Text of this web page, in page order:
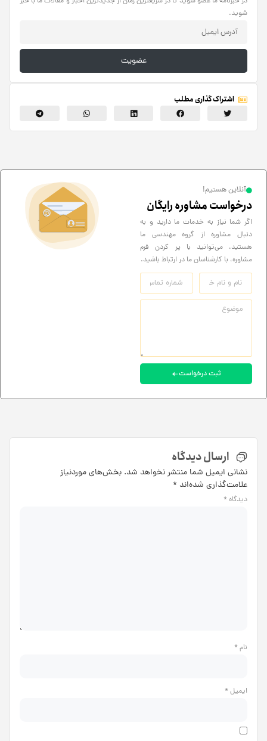
شوید.
عضویت
اشتراک گذاری مطلب
آنلاین هستیم!
درخواست مشاوره رایگان
اگر شما نیاز به خدمات ما دارید و به
دنبال مشاوره از گروه مهندسی ما
هستید، می‌توانید با پر کردن فرم
مشاوره، با کارشناسان ما در ارتباط باشید.
ثبت درخواست
ارسال دیدگاه
نشانی ایمیل شما منتشر نخواهد شد. بخش‌های موردنیاز
علامت‌گذاری شده‌اند *
دیدگاه *
نام *
ایمیل *